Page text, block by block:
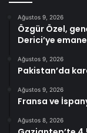
Ağustos 9, 2026
Özgür Özel,
Derici’ye
Ağustos 9, 2026
Pakistan’da
Ağustos 9, 2026
Fransa ve
Ağustos 8, 2026